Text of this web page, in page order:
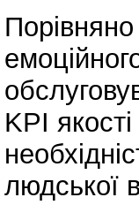
KPI
людської